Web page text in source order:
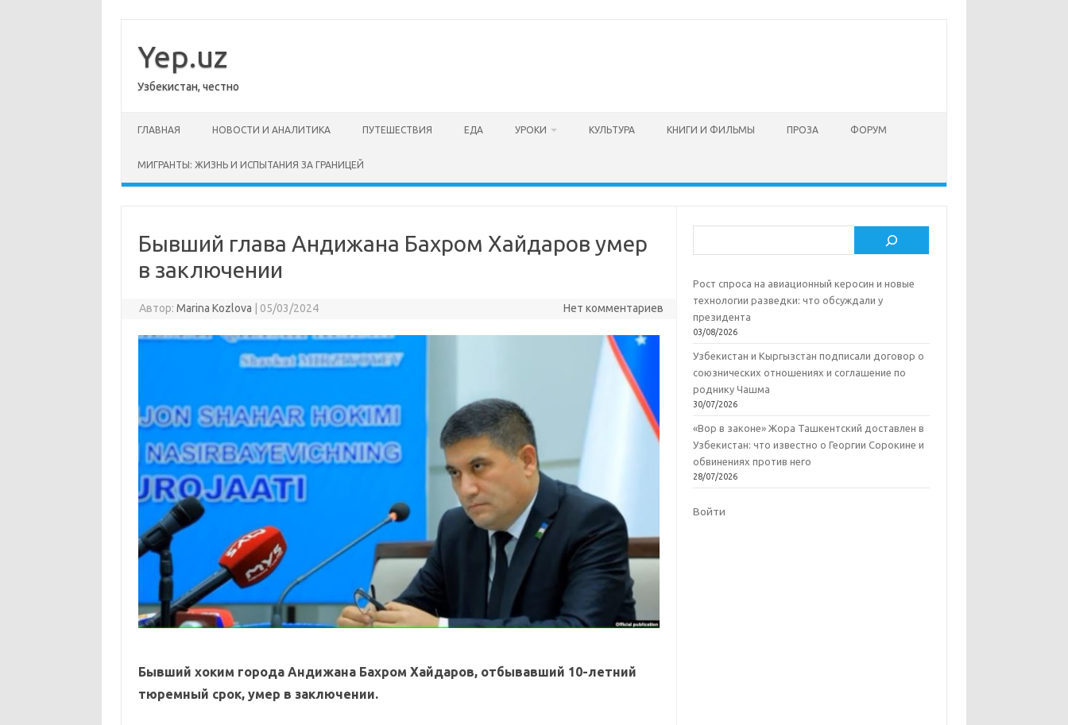
содержимому
Yep.uz
Узбекистан, честно
ГЛАВНАЯ НОВОСТИ И АНАЛИТИКА ПУТЕШЕСТВИЯ ЕДА УРОКИ КУЛЬТУРА КНИГИ И ФИЛЬМЫ ПРОЗА ФОРУМ
МИГРАНТЫ: ЖИЗНЬ И ИСПЫТАНИЯ ЗА ГРАНИЦЕЙ
Бывший глава Андижана Бахром Хайдаров умер
в заключении
Автор: Marina Kozlova 05/03/2024 Нет комментариев
Бывший хоким города Андижана Бахром Хайдаров, отбывавший 10-летний
тюремный срок, умер в заключении.
Рост спроса на авиационный керосин и новые
технологии разведки: что обсуждали у
президента
03/08/2026
Узбекистан и Кыргызстан подписали договор о
союзнических отношениях и соглашение по
роднику Чашма
30/07/2026
«Вор в законе» Жора Ташкентский доставлен в
Узбекистан: что известно о Георгии Сорокине и
обвинениях против него
28/07/2026
Войти